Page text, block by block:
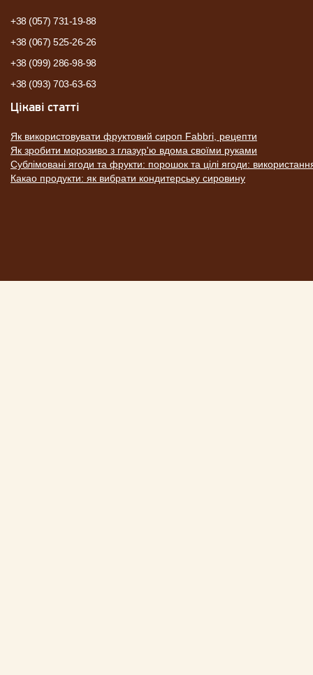
+38 (057) 731-19-88
+38 (067) 525-26-26
+38 (099) 286-98-98
+38 (093) 703-63-63
Цікаві статті
Як використовувати фруктовий сироп Fabbri, рецепти
Як зробити морозиво з глазур'ю вдома своїми руками
Сублімовані ягоди та фрукти: порошок та цілі ягоди:
Какао продукти: як вибрати кондитерську сировину